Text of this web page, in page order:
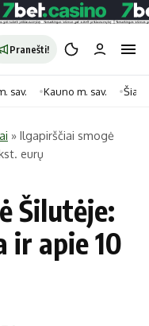
Pranešti!
sav. Kauno m. sav.
» Ilgapirščiai smogė
eurų
Šilutėje:
ir apie 10